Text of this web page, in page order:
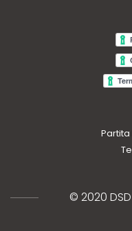
© 2020
Partita